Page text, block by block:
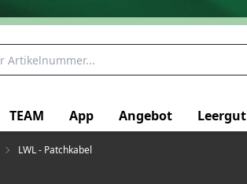
TEAM App Angebot Leergut
LWL - Patchkabel